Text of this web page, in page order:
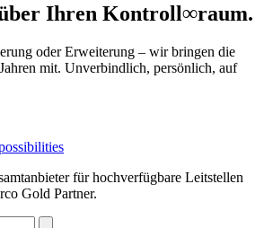
Ihren Kontroll∞raum.
oder Erweiterung – wir bringen die
mit. Unverbindlich, persönlich, auf
für hochverfügbare Leitstellen
Gold Partner.